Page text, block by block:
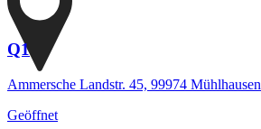
Q1
Ammersche Landstr. 45, 99974 Mühlhausen
Geöffnet